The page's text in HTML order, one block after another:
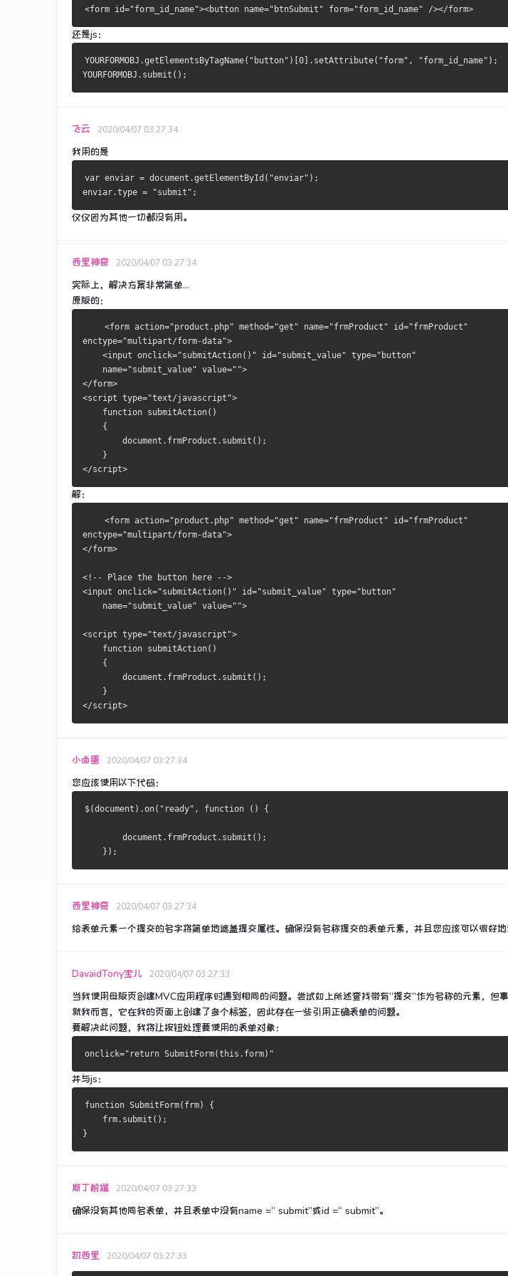
还是js：
YOURFORMOBJ.getElementsByTagName("button")[0].setAttribute("form", "form_id_name");
YOURFORMOBJ.submit();
飞云 2020/04/07 03:27:34
我用的是
var enviar = document.getElementById("enviar");
enviar.type = "submit";
仅仅因为其他一切都没有用。
西里神奇 2020/04/07 03:27:34
实际上，解决方案非常简单...
原版的：
    <form action="product.php" method="get" name="frmProduct" id="frmProduct"
enctype="multipart/form-data">
    <input onclick="submitAction()" id="submit_value" type="button"
    name="submit_value" value="">
</form>
<script type="text/javascript">
    function submitAction()
    {
        document.frmProduct.submit();
    }
</script>
解：
    <form action="product.php" method="get" name="frmProduct" id="frmProduct"
enctype="multipart/form-data">
</form>
<!-- Place the button here -->
<input onclick="submitAction()" id="submit_value" type="button"
    name="submit_value" value="">
<script type="text/javascript">
    function submitAction()
    {
        document.frmProduct.submit();
    }
</script>
小卤蛋 2020/04/07 03:27:34
您应该使用以下代码：
$(document).on("ready", function () {
        document.frmProduct.submit();
    });
西里神奇 2020/04/07 03:27:34
给表单元素一个提交的名字将简单地遮盖提交属性。 确保没有名称提交的表单元素，并且您应该可以很好地
DavaidTony宝儿 2020/04/07 03:27:33
当我使用母版页创建MVC应用程序时遇到相同的问题。 尝试如上所述查找带有“提交”作为名称的元素，但
就我而言，它在我的页面上创建了多个标签，因此存在一些引用正确表单的问题。
要解决此问题，我将让按钮处理要使用的表单对象：
并与js：
function SubmitForm(frm) {
    frm.submit();
}
斯丁前端 2020/04/07 03:27:33
确保没有其他同名表单，并且表单中没有name =“ submit”或id =“ submit”。
凯西里 2020/04/07 03:27:33